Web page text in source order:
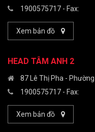
1900575717 - Fax:
Xem bản đồ
HEAD TÂM ANH 2
87 Lê Thị Pha -
1900575717 - Fax:
Xem bản đồ